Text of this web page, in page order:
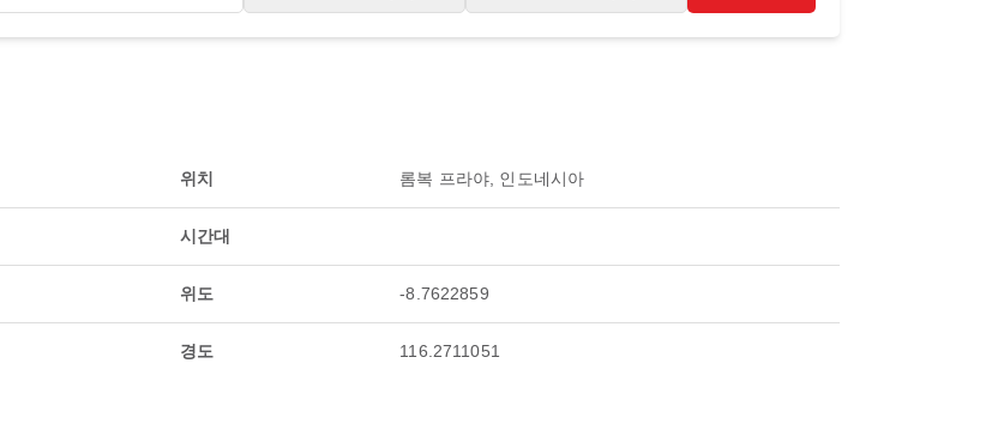
위치 롬복 프라야, 인도네시아
시간대
위도 -8.7622859
경도 116.2711051